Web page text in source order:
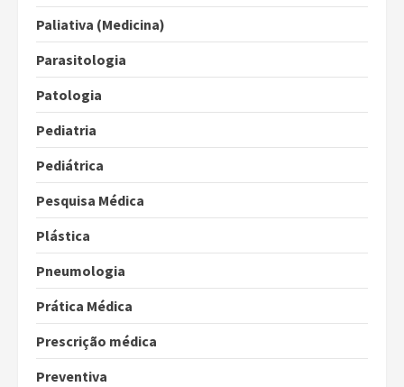
Paliativa (Medicina)
Parasitologia
Patologia
Pediatria
Pediátrica
Pesquisa Médica
Plástica
Pneumologia
Prática Médica
Prescrição médica
Preventiva